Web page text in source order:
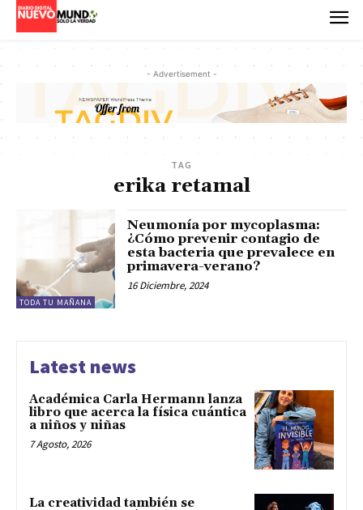
- Advertisement -
TAG
erika retamal
TODA TU MAÑANA
Neumonía por mycoplasma:
¿Cómo prevenir contagio de
esta bacteria que prevalece en
primavera-verano?
16 Diciembre, 2024
Latest news
Académica Carla Hermann lanza
libro que acerca la física cuántica
a niños y niñas
7 Agosto, 2026
La creatividad también se